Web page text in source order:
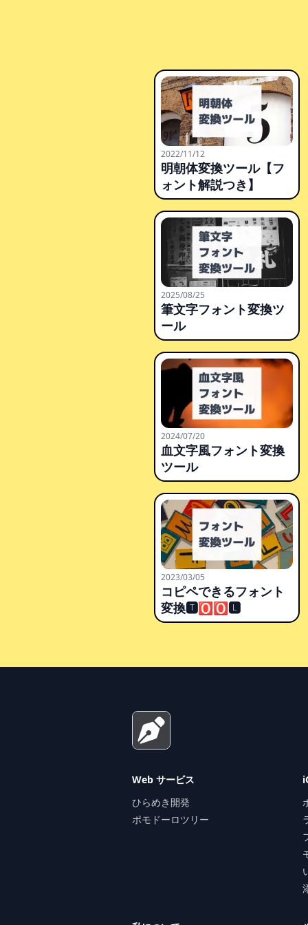
2022/11/12
明朝体変換ツール【フ
ォント解説つき】
2025/08/25
筆文字フォント変換ツ
ール
2024/07/20
血文字風フォント変換
ツール
2023/03/05
コピペできるフォント
変換🆃🅾🅾🅻
Web サービス
ひらめき開発
ポモドーロツリー